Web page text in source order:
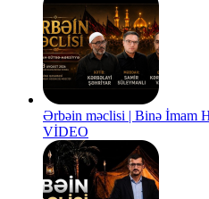
Ərbəin məclisi | Binə İmam
VİDEO